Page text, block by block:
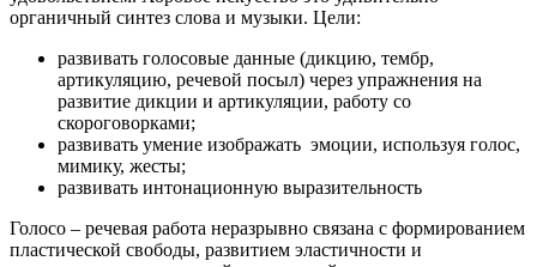
органичный синтез слова и музыки. Цели:
развивать голосовые данные (дикцию, тембр,
артикуляцию, речевой посыл) через упражнения на
развитие дикции и артикуляции, работу со
скороговорками;
развивать умение изображать эмоции, используя голос,
мимику, жесты;
развивать интонационную выразительность
Голосо – речевая работа неразрывно связана с формированием
пластической свободы, развитием эластичности и